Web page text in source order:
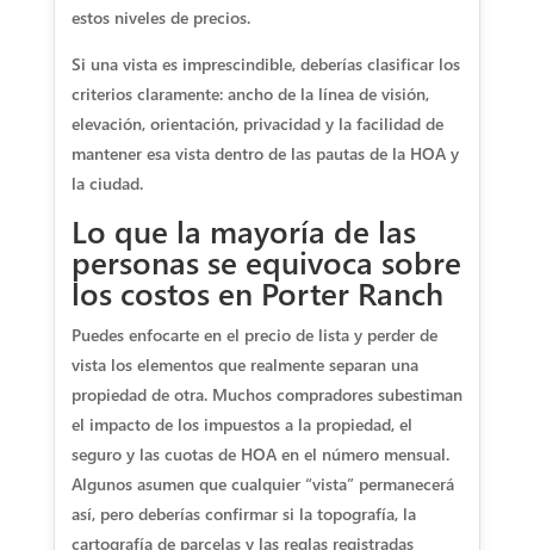
estos niveles de precios.
Si una vista es imprescindible, deberías clasificar los
criterios claramente: ancho de la línea de visión,
elevación, orientación, privacidad y la facilidad de
mantener esa vista dentro de las pautas de la HOA y
la ciudad.
Lo que la mayoría de las
personas se equivoca sobre
los costos en Porter Ranch
Puedes enfocarte en el precio de lista y perder de
vista los elementos que realmente separan una
propiedad de otra. Muchos compradores subestiman
el impacto de los impuestos a la propiedad, el
seguro y las cuotas de HOA en el número mensual.
Algunos asumen que cualquier “vista” permanecerá
así, pero deberías confirmar si la topografía, la
cartografía de parcelas y las reglas registradas